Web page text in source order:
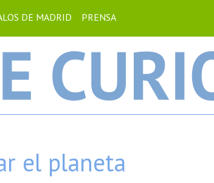
DE MADRID PRENSA
el planeta